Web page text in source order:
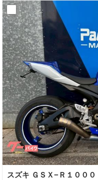
スズキ ＧＳＸ−Ｒ１０００